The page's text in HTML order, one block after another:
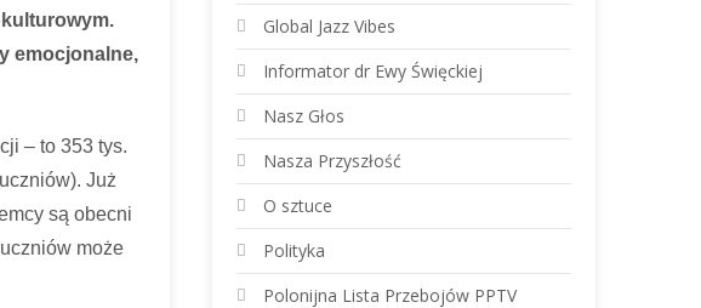
emocjonalne,
– to 353 tys.
Już
są obecni
może
Global Jazz Vibes
Informator dr Ewy Święckiej
Nasz Głos
Nasza Przyszłość
O sztuce
Polityka
Polonijna Lista Przebojów PPTV